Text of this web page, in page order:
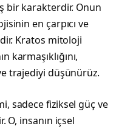
bir karakterdir. Onun
en çarpıcı ve
Kratos mitoloji
karmaşıklığını,
trajediyi düşünürüz.
sadece fiziksel güç ve
O, insanın içsel